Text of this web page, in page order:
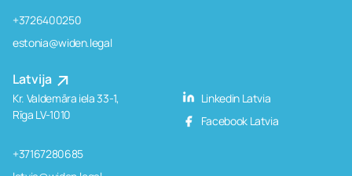
+3726400250
estonia@widen.legal
Latvija
Kr. Valdemāra iela 33-1,
Rīga LV-1010
+37167280685
Linkedin Latvia
Facebook Latvia